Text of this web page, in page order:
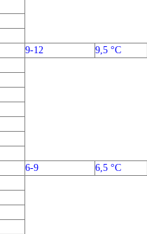
9-12 9,5 °C
6-9 6,5 °C